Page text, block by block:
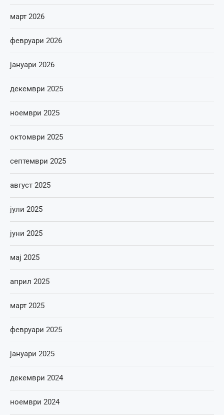
март 2026
февруари 2026
јануари 2026
декември 2025
ноември 2025
октомври 2025
септември 2025
август 2025
јули 2025
јуни 2025
мај 2025
април 2025
март 2025
февруари 2025
јануари 2025
декември 2024
ноември 2024